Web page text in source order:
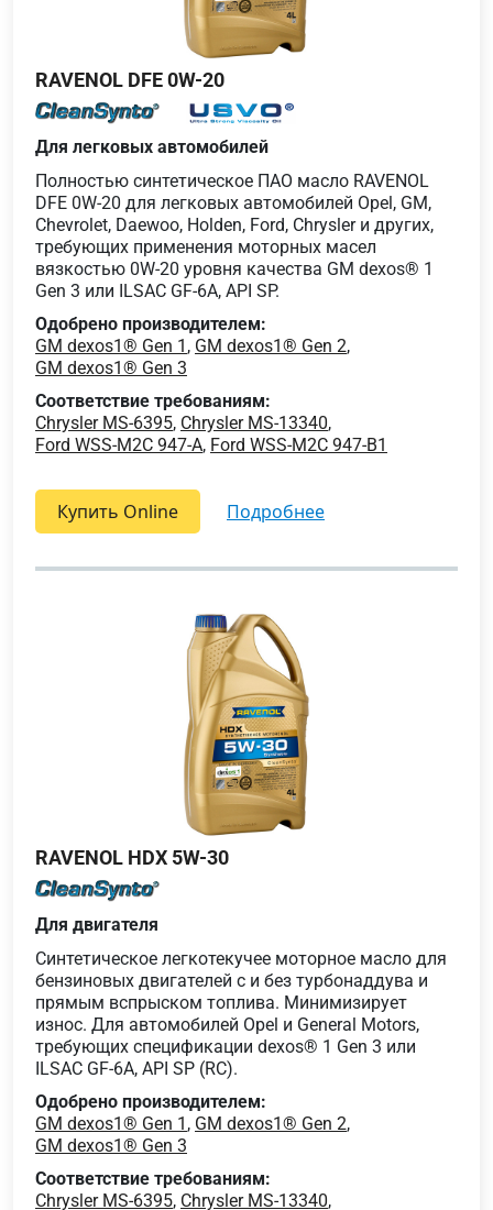
RAVENOL DFE 0W-20
Для легковых автомобилей
Полностью синтетическое ПАО масло RAVENOL
DFE 0W-20 для легковых автомобилей Opel, GM,
Chevrolet, Daewoo, Holden, Ford, Chrysler и других,
требующих применения моторных масел
вязкостью 0W-20 уровня качества GM dexos® 1
Gen 3 или ILSAC GF-6A, API SP.
Одобрено производителем:
GM dexos1® Gen 1 , GM dexos1® Gen 2,
GM dexos1® Gen 3
Соответствие требованиям:
Chrysler MS-6395, Chrysler MS-13340,
Ford WSS-M2C 947-A, Ford WSS-M2C 947-B1
Купить Online подробнее
RAVENOL HDX 5W-30
Для двигателя
Синтетическое легкотекучее моторное масло для
бензиновых двигателей с и без турбонаддува и
прямым вспрыском топлива. Минимизирует
износ. Для автомобилей Opel и General Motors,
требующих спецификации dexos® 1 Gen 3 или
ILSAC GF-6A, API SP (RC).
Одобрено производителем:
GM dexos1® Gen 1 , GM dexos1® Gen 2,
GM dexos1® Gen 3
Соответствие требованиям:
Chrysler MS-6395, Chrysler MS-13340,